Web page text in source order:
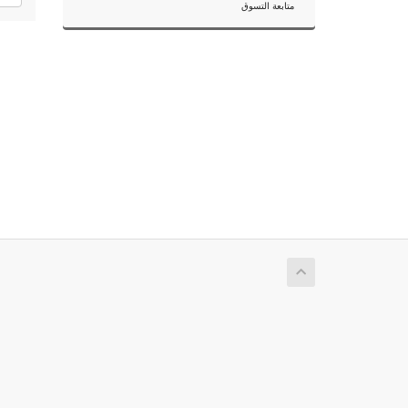
متابعة التسوق